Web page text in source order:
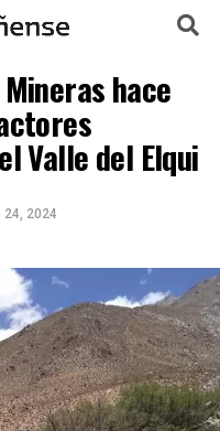
hace
Valle del Elqui
24, 2024